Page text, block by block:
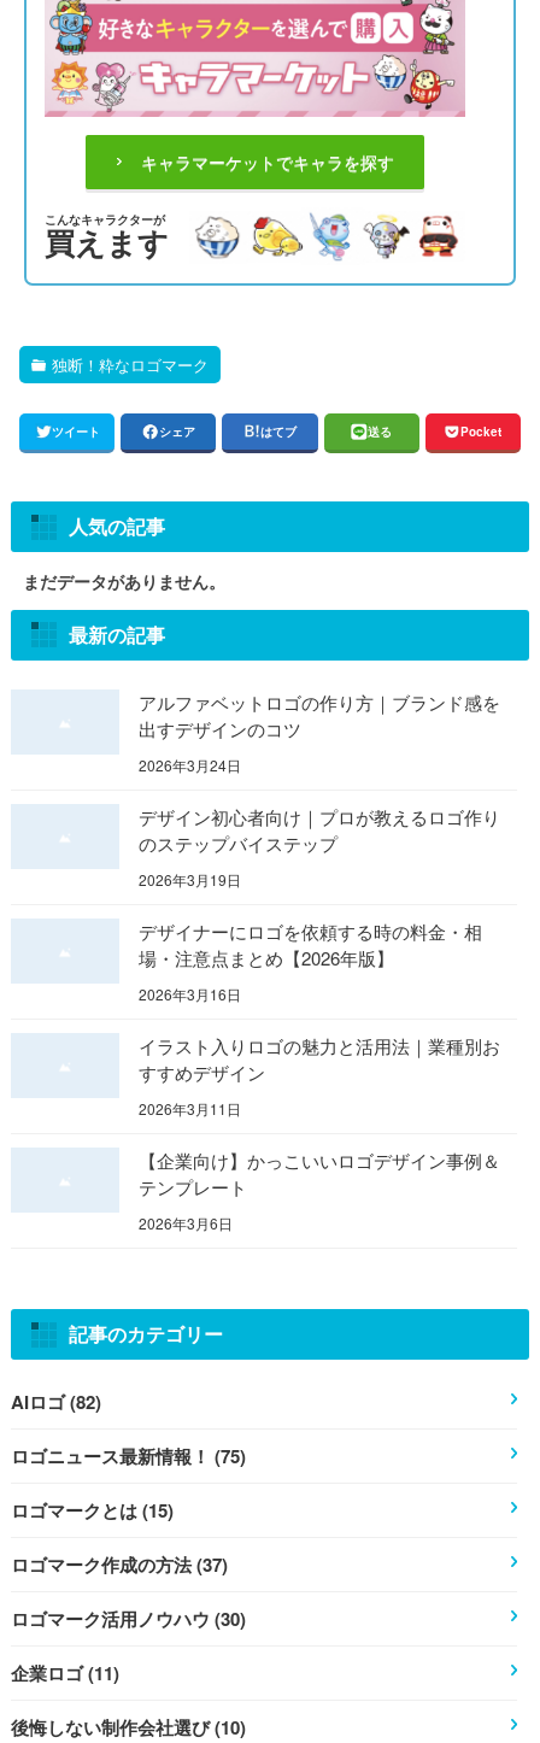
キャラマーケットでキャラを探す
こんなキャラクターが
買えます
独断！粋なロゴマーク
ツイート シェア はてブ 送る Pocket
人気の記事
まだデータがありません。
最新の記事
アルファベットロゴの作り方｜ブランド感を
出すデザインのコツ
2026年3月24日
デザイン初心者向け｜プロが教えるロゴ作り
のステップバイステップ
2026年3月19日
デザイナーにロゴを依頼する時の料金・相
場・注意点まとめ【2026年版】
2026年3月16日
イラスト入りロゴの魅力と活用法｜業種別お
すすめデザイン
2026年3月11日
【企業向け】かっこいいロゴデザイン事例＆
テンプレート
2026年3月6日
記事のカテゴリー
AIロゴ (82)
ロゴニュース最新情報！ (75)
ロゴマークとは (15)
ロゴマーク作成の方法 (37)
ロゴマーク活用ノウハウ (30)
企業ロゴ (11)
後悔しない制作会社選び (10)